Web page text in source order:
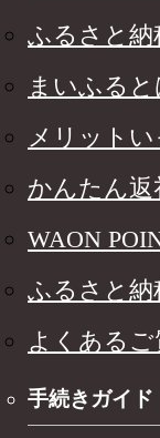
ふるさと納
まいふると
メリット
かんたん返
WAON
ふるさと納
よくあるご
手続きガイド